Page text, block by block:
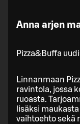
Anna arjen
Pizza&Buffa
Linnanmaan
ravintola, jossa
ruoasta.
lisäksi
vaihtoehto sekä